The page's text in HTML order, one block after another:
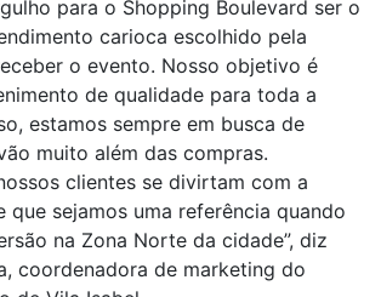
para o Shopping Boulevard ser o
carioca escolhido pela
o evento. Nosso objetivo é
de qualidade para toda a
estamos sempre em busca de
muito além das compras.
clientes se divirtam com a
que sejamos uma referência quando
na Zona Norte da cidade”, diz
coordenadora de marketing do